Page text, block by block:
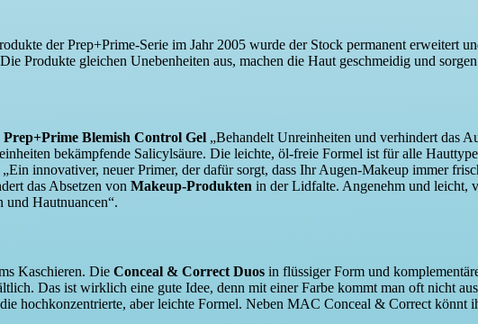
der Prep+Prime-Serie im Jahr 2005 wurde der Stock permanent erweitert
Produkte gleichen Unebenheiten aus, machen die Haut geschmeidig und
Blemish Control Gel „Behandelt Unreinheiten und verhindert das
bekämpfende Salicylsäure. Die leichte, öl-freie Formel ist für alle
„Ein innovativer, neuer Primer, der dafür sorgt, dass Ihr Augen-Makeup immer
das Absetzen von Makeup-Produkten in der Lidfalte. Angenehm und leicht,
Hautnuancen“.
Kaschieren. Die Conceal & Correct Duos in flüssiger Form und
Das ist wirklich eine gute Idee, denn mit einer Farbe kommt man oft nicht
hochkonzentrierte, aber leichte Formel. Neben MAC Conceal & Correct könnt